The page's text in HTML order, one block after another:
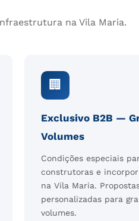
na Vila Maria.
🏢
Exclusivo B2B —
Volumes
Condições especiais
construtoras e
na Vila Maria.
personalizadas para
volumes.